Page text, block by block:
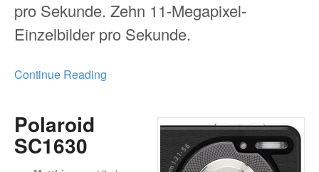
pro Sekunde. Zehn 11-Megapixel-
Einzelbilder pro Sekunde.
Continue Reading
Polaroid
SC1630